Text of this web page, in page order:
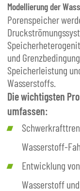
Modellierung der
Porenspeicher
und
Speicherleistung
Wasserstoffs.
Die wichtigsten
umfassen:
Wasserstoff-
Entwicklung
Wasserstoff